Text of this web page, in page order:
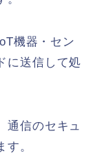
機器・セン
に送信して処
通信のセキュ
。